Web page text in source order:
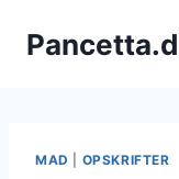
MAD OPSKRIFTER